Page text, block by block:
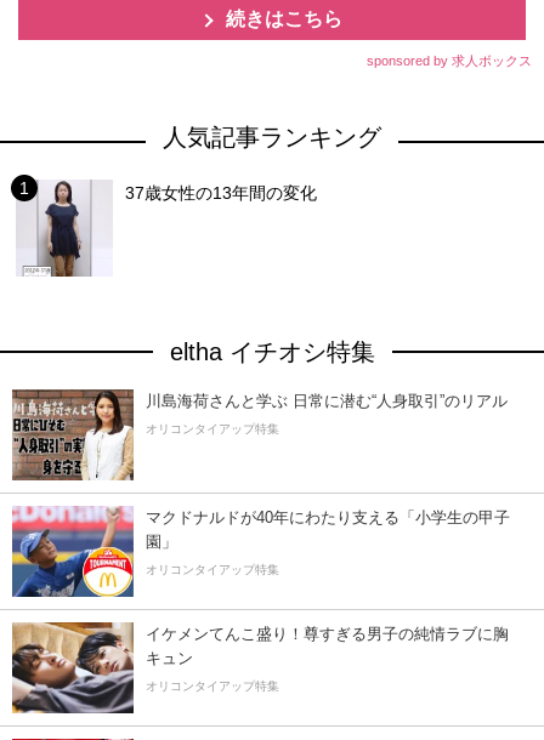
続きはこちら
sponsored by 求人ボックス
人気記事ランキング
37歳女性の13年間の変化
eltha イチオシ特集
川島海荷さんと学ぶ 日常に潜む“人身取引”のリアル
オリコンタイアップ特集
マクドナルドが40年にわたり支える「小学生の甲子
園」
オリコンタイアップ特集
イケメンてんこ盛り！尊すぎる男子の純情ラブに胸
キュン
オリコンタイアップ特集